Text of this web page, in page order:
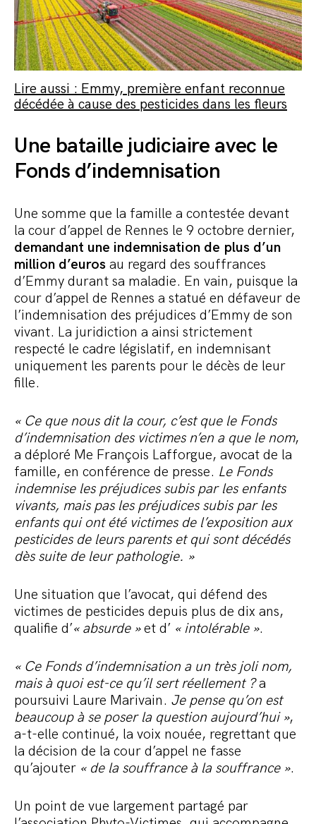
Lire aussi : Emmy, première enfant reconnue
décédée à cause des pesticides dans les fleurs
Une bataille judiciaire avec le
Fonds d’indemnisation
Une somme que la famille a contestée devant
la cour d’appel de Rennes le 9 octobre dernier,
demandant une indemnisation de plus d’un
million d’euros au regard des souffrances
d’Emmy durant sa maladie. En vain, puisque la
cour d’appel de Rennes a statué en défaveur de
l’indemnisation des préjudices d’Emmy de son
vivant. La juridiction a ainsi strictement
respecté le cadre législatif, en indemnisant
uniquement les parents pour le décès de leur
fille.
« Ce que nous dit la cour, c’est que le Fonds
d’indemnisation des victimes n’en a que le nom,
a déploré Me François Lafforgue, avocat de la
famille, en conférence de presse. Le Fonds
indemnise les préjudices subis par les enfants
vivants, mais pas les préjudices subis par les
enfants qui ont été victimes de l’exposition aux
pesticides de leurs parents et qui sont décédés
dès suite de leur pathologie. »
Une situation que l’avocat, qui défend des
victimes de pesticides depuis plus de dix ans,
qualifie d’« absurde »et d’ « intolérable ».
« Ce Fonds d’indemnisation a un très joli nom,
mais à quoi est-ce qu’il sert réellement ?a
poursuivi Laure Marivain. Je pense qu’on est
beaucoup à se poser la question aujourd’hui »,
a-t-elle continué, la voix nouée, regrettant que
la décision de la cour d’appel ne fasse
qu’ajouter « de la souffrance à la souffrance ».
Un point de vue largement partagé par